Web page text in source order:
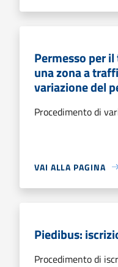
Permesso per
una zona a
variazione del
Procedimento di
VAI ALLA PAGINA
Piedibus:
Procedimento di